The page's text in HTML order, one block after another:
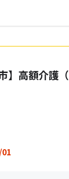
】高額介護